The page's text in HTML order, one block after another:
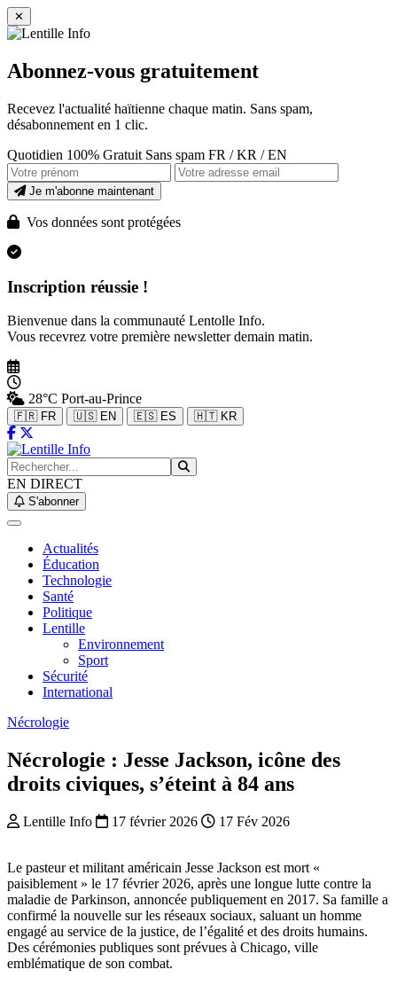
✕
Abonnez-vous gratuitement
Recevez l'actualité haïtienne chaque matin. Sans spam,
désabonnement en 1 clic.
Quotidien 100% Gratuit Sans spam FR / KR / EN
Je m'abonne maintenant
Vos données sont protégées
Inscription réussie !
Bienvenue dans la communauté Lentolle Info.
Vous recevrez votre première newsletter demain matin.
28°C Port-au-Prince
🇫🇷 FR 🇺🇸 EN 🇪🇸 ES 🇭🇹 KR
EN DIRECT
S'abonner
Actualités
Éducation
Technologie
Santé
Politique
Lentille
Environnement
Sport
Sécurité
International
Nécrologie
Nécrologie : Jesse Jackson, icône des
droits civiques, s’éteint à 84 ans
Lentille Info 17 février 2026 17 Fév 2026
Le pasteur et militant américain Jesse Jackson est mort «
paisiblement » le 17 février 2026, après une longue lutte contre la
maladie de Parkinson, annoncée publiquement en 2017. Sa famille a
confirmé la nouvelle sur les réseaux sociaux, saluant un homme
engagé au service de la justice, de l’égalité et des droits humains.
Des cérémonies publiques sont prévues à Chicago, ville
emblématique de son combat.